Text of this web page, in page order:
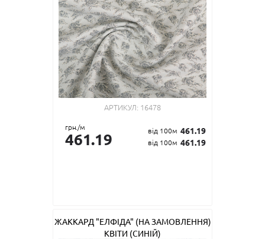
АРТИКУЛ: 16478
грн./м
461.19 від 100м 461.19
від 100м 461.19
ЖАККАРД "ЕЛФІДА" (НА ЗАМОВЛЕННЯ)
КВІТИ (СИНІЙ)